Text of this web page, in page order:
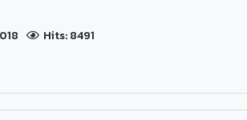
Hits: 8491